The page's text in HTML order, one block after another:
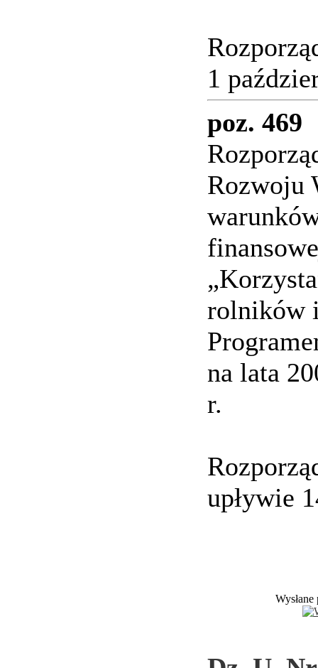
1
poz. 469
Rozwoju
rolników
na lata
r.
upływie